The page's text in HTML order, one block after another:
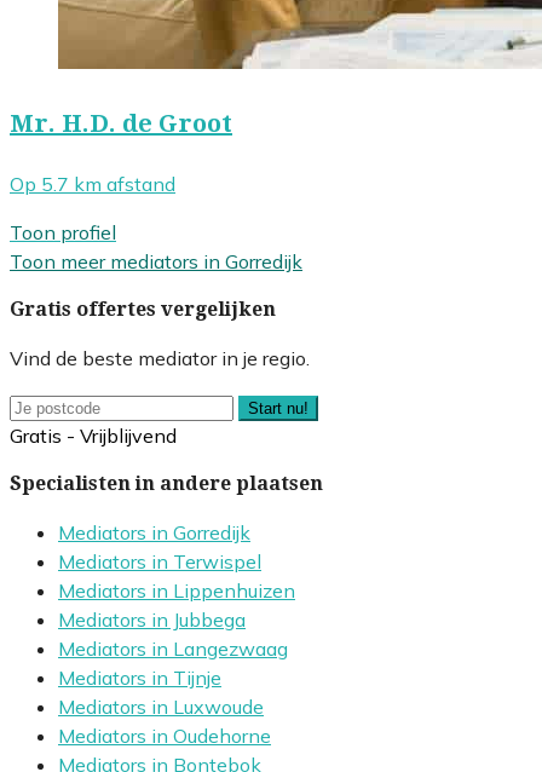
Mr. H.D. de Groot
Op 5.7 km afstand
Toon profiel
Toon meer mediators in Gorredijk
Gratis offertes vergelijken
Vind de beste mediator in je regio.
Start nu!
Gratis - Vrijblijvend
Specialisten in andere plaatsen
Mediators in Gorredijk
Mediators in Terwispel
Mediators in Lippenhuizen
Mediators in Jubbega
Mediators in Langezwaag
Mediators in Tijnje
Mediators in Luxwoude
Mediators in Oudehorne
Mediators in Bontebok